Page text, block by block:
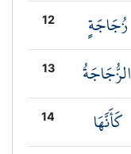
12 زُجَاجَةٍ
13 الزُّجَاجَةُ
14 كَأَنَّهَا